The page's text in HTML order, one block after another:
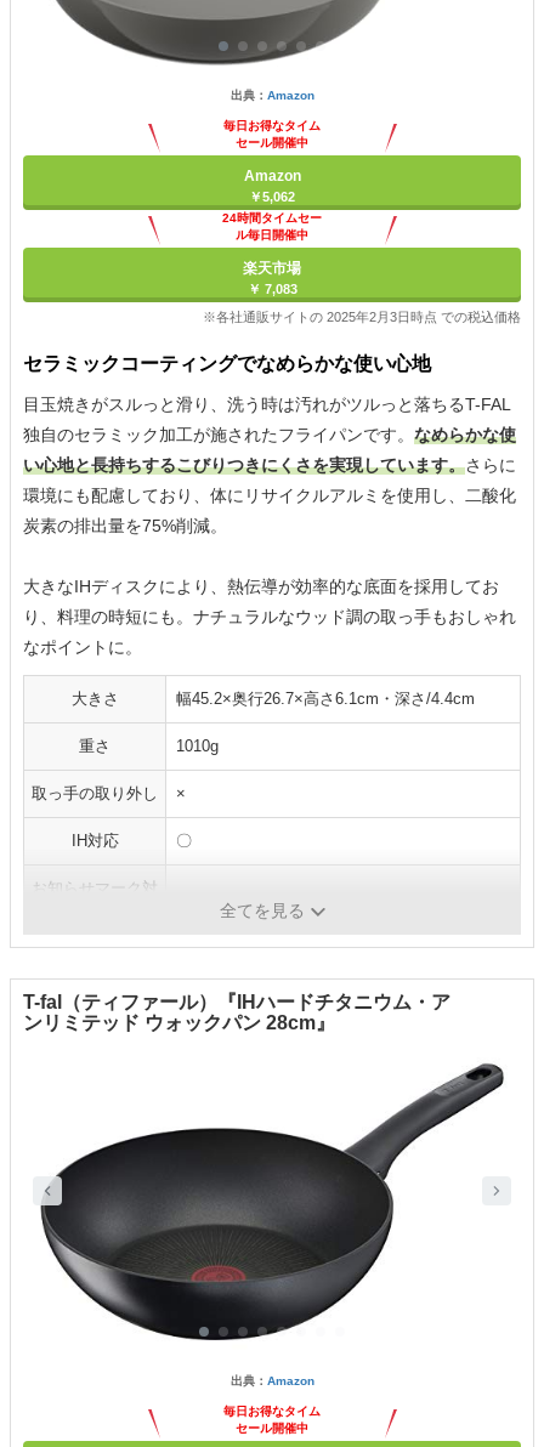
出典： Amazon
毎日お得なタイム
セール開催中
Amazon
￥5,062
24時間タイムセー
ル毎日開催中
楽天市場
￥ 7,083
※各社通販サイトの 2025年2月3日時点 での税込価格
セラミックコーティングでなめらかな使い心地
目玉焼きがスルっと滑り、洗う時は汚れがツルっと落ちるT-FAL
独自のセラミック加工が施されたフライパンです。 なめらかな使
い心地と長持ちするこびりつきにくさを実現しています。さらに
環境にも配慮しており、体にリサイクルアルミを使用し、二酸化
炭素の排出量を75%削減。
大きなIHディスクにより、熱伝導が効率的な底面を採用してお
り、料理の時短にも。ナチュラルなウッド調の取っ手もおしゃれ
なポイントに。
大きさ 幅45.2×奥行26.7×高さ6.1cm・深さ/4.4cm
重さ 1010g
取っ手の取り外し ×
IH対応 〇
お知らせマーク対
全てを見る
T-fal（ティファール）『IHハードチタニウム・ア
ンリミテッド ウォックパン 28cm』
出典： Amazon
毎日お得なタイム
セール開催中